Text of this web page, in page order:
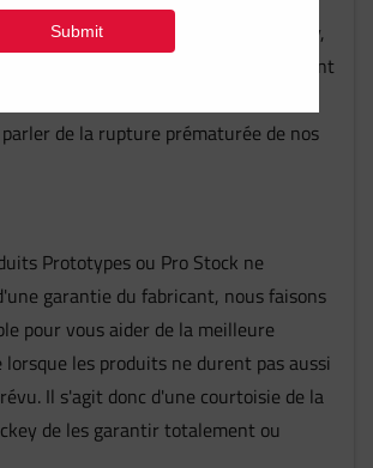
de garantie chez Force Hockey,
est de faire économiser de l'argent
de la rupture prématurée de nos
Prototypes ou Pro Stock ne
garantie du fabricant, nous faisons
pour vous aider de la meilleure
lorsque les produits ne durent pas aussi
Il s'agit donc d'une courtoisie de la
de les garantir totalement ou